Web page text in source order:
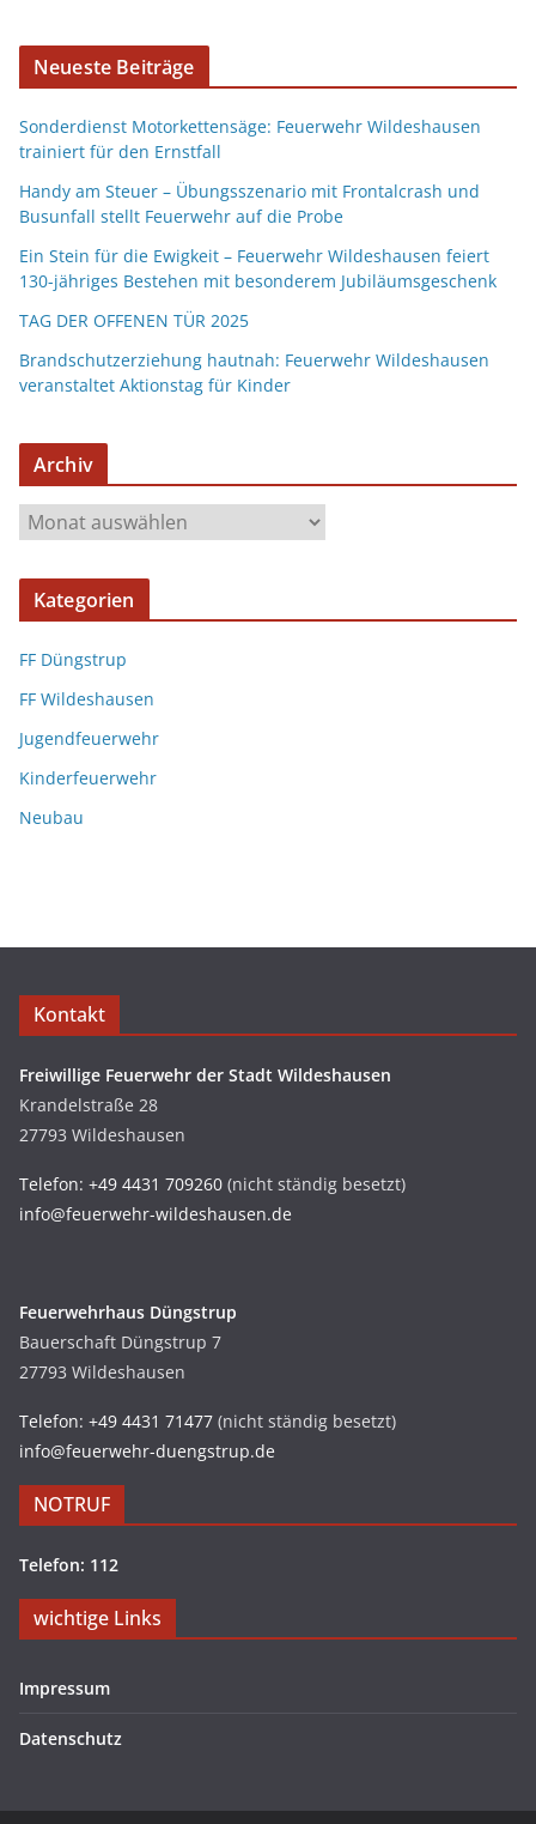
Neueste Beiträge
Sonderdienst Motorkettensäge: Feuerwehr Wildeshausen
trainiert für den Ernstfall
Handy am Steuer – Übungsszenario mit Frontalcrash und
Busunfall stellt Feuerwehr auf die Probe
Ein Stein für die Ewigkeit – Feuerwehr Wildeshausen feiert
130-jähriges Bestehen mit besonderem Jubiläumsgeschenk
TAG DER OFFENEN TÜR 2025
Brandschutzerziehung hautnah: Feuerwehr Wildeshausen
veranstaltet Aktionstag für Kinder
Archiv
Kategorien
FF Düngstrup
FF Wildeshausen
Jugendfeuerwehr
Kinderfeuerwehr
Neubau
Kontakt
Freiwillige Feuerwehr der Stadt Wildeshausen
Krandelstraße 28
27793 Wildeshausen
Telefon: +49 4431 709260 (nicht ständig besetzt)
info@feuerwehr-wildeshausen.de
Feuerwehrhaus Düngstrup
Bauerschaft Düngstrup 7
27793 Wildeshausen
Telefon: +49 4431 71477 (nicht ständig besetzt)
info@feuerwehr-duengstrup.de
NOTRUF
Telefon: 112
wichtige Links
Impressum
Datenschutz